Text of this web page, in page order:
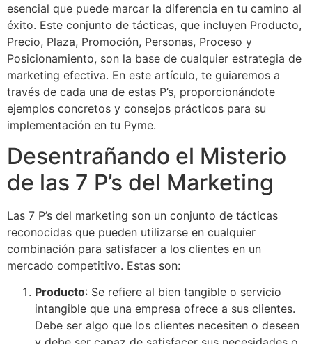
esencial que puede marcar la diferencia en tu camino al
éxito. Este conjunto de tácticas, que incluyen Producto,
Precio, Plaza, Promoción, Personas, Proceso y
Posicionamiento, son la base de cualquier estrategia de
marketing efectiva. En este artículo, te guiaremos a
través de cada una de estas P’s, proporcionándote
ejemplos concretos y consejos prácticos para su
implementación en tu Pyme.
Desentrañando el Misterio
de las 7 P’s del Marketing
Las 7 P’s del marketing son un conjunto de tácticas
reconocidas que pueden utilizarse en cualquier
combinación para satisfacer a los clientes en un
mercado competitivo. Estas son:
Producto: Se refiere al bien tangible o servicio
intangible que una empresa ofrece a sus clientes.
Debe ser algo que los clientes necesiten o deseen